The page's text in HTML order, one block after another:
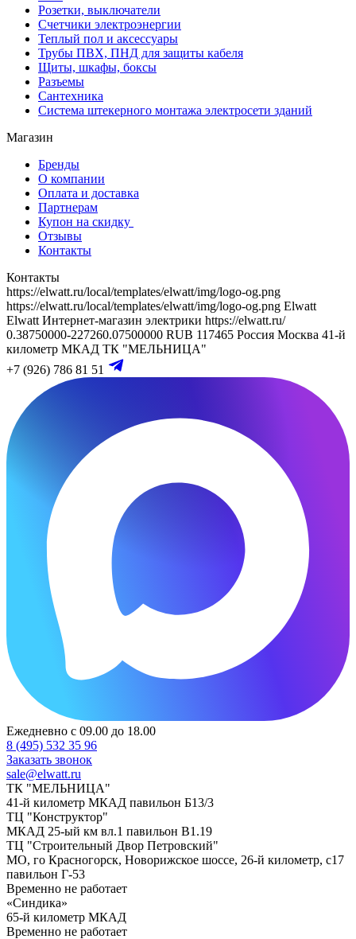
Розетки, выключатели
Счетчики электроэнергии
Теплый пол и аксессуары
Трубы ПВХ, ПНД для защиты кабеля
Щиты, шкафы, боксы
Разъемы
Сантехника
Система штекерного монтажа электросети зданий
Магазин
Бренды
О компании
Оплата и доставка
Партнерам
Купон на скидку
Отзывы
Контакты
Контакты
https://elwatt.ru/local/templates/elwatt/img/logo-og.png
https://elwatt.ru/local/templates/elwatt/img/logo-og.png Elwatt
Elwatt Интернет-магазин электрики https://elwatt.ru/
0.38750000-227260.07500000 RUB 117465 Россия Москва 41-й
километр МКАД ТК "МЕЛЬНИЦА"
+7 (926) 786 81 51
Ежедневно с 09.00 до 18.00
8 (495) 532 35 96
Заказать звонок
sale@elwatt.ru
ТК "МЕЛЬНИЦА"
41-й километр МКАД павильон Б13/3
ТЦ "Конструктор"
МКАД 25-ый км вл.1 павильон В1.19
ТЦ "Строительный Двор Петровский"
МО, го Красногорск, Новорижское шоссе, 26-й километр, с17
павильон Г-53
Временно не работает
«Синдика»
65-й километр МКАД
Временно не работает